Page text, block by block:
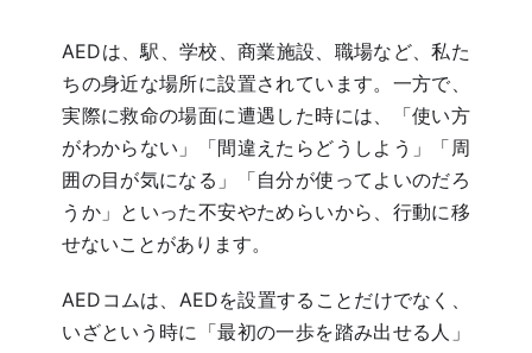
AEDは、駅、学校、商業施設、職場など、私た
ちの身近な場所に設置されています。一方で、
実際に救命の場面に遭遇した時には、「使い方
がわからない」「間違えたらどうしよう」「周
囲の目が気になる」「自分が使ってよいのだろ
うか」といった不安やためらいから、行動に移
せないことがあります。
AEDコムは、AEDを設置することだけでなく、
いざという時に「最初の一歩を踏み出せる人」